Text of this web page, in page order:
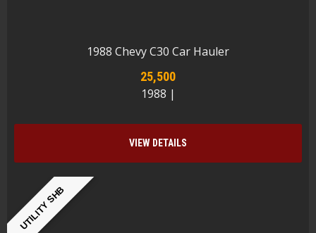
1988 Chevy C30 Car Hauler
25,500
1988 |
VIEW DETAILS
UTILITY SHB